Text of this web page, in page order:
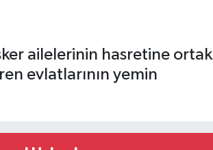
ailelerinin hasretine ortak
evlatlarının yemin